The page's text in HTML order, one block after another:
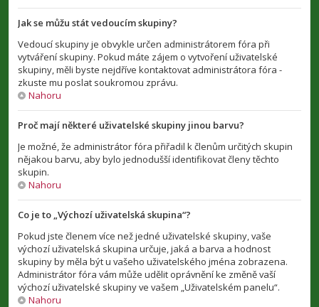
Jak se můžu stát vedoucím skupiny?
Vedoucí skupiny je obvykle určen administrátorem fóra při
vytváření skupiny. Pokud máte zájem o vytvoření uživatelské
skupiny, měli byste nejdříve kontaktovat administrátora fóra -
zkuste mu poslat soukromou zprávu.
Nahoru
Proč mají některé uživatelské skupiny jinou barvu?
Je možné, že administrátor fóra přiřadil k členům určitých skupin
nějakou barvu, aby bylo jednodušší identifikovat členy těchto
skupin.
Nahoru
Co je to „Výchozí uživatelská skupina“?
Pokud jste členem více než jedné uživatelské skupiny, vaše
výchozí uživatelská skupina určuje, jaká a barva a hodnost
skupiny by měla být u vašeho uživatelského jména zobrazena.
Administrátor fóra vám může udělit oprávnění ke změně vaší
výchozí uživatelské skupiny ve vašem „Uživatelském panelu“.
Nahoru